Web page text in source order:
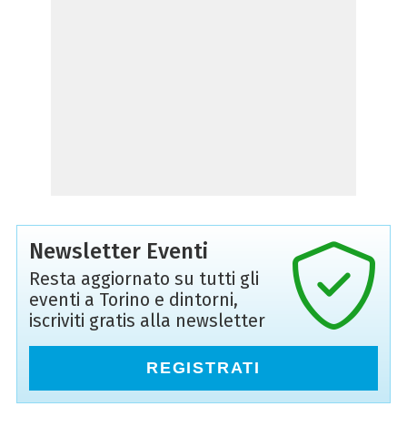
Newsletter Eventi
Resta aggiornato su tutti gli
eventi a Torino e dintorni,
iscriviti gratis alla newsletter
REGISTRATI